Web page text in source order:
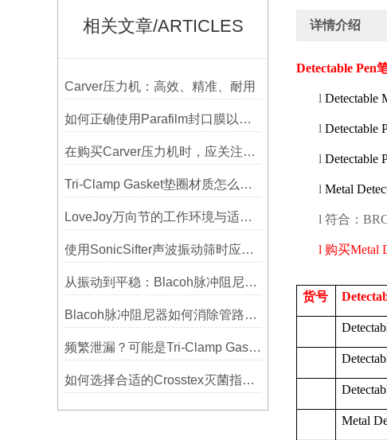
相关文章/ARTICLES
Carver压力机：高效、精准、耐用
如何正确使用Parafilm封口膜以确保实验结果的准确性？
在购买Carver压力机时，应关注哪些性能指标？
Tri-Clamp Gasket垫圈材质怎么选？EPDM、硅胶还是PTFE？
LoveJoy万向节的工作环境与适用范围
使用SonicSifter声波振动筛时应注意的几个方面
从振动到平稳：Blacoh脉冲阻尼器在泵系统中的应用
Blacoh脉冲阻尼器如何消除管路振动与噪音？
频繁泄漏？可能是Tri-Clamp Gasket垫圈安装的这5个误区导致的
如何选择合适的Crosstex灭菌指示标签？
详情介绍
Detectable Pen
l Detectable
l Detectable
l Detectable
l Metal
l 符合：
l 购买Metal
货号
Metal